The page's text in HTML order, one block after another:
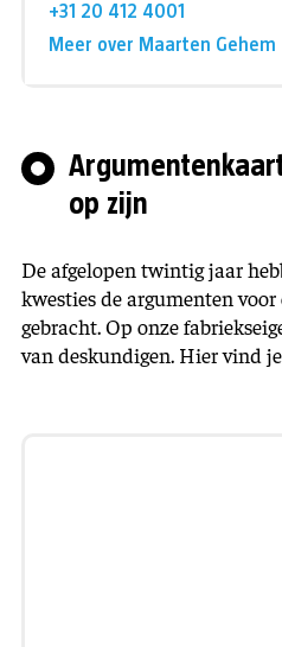
+31 20 412 4001
Meer over Maarten Gehem
op zijn
De afgelopen twintig jaar
kwesties de argumenten
gebracht. Op onze
van deskundigen. Hier vind